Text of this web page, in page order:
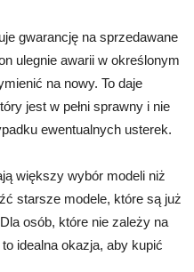
gwarancję na sprzedawane
ulegnie awarii w określonym
na nowy. To daje
jest w pełni sprawny i nie
ewentualnych usterek.
większy wybór modeli niż
starsze modele, które są już
osób, które nie zależy na
idealna okazja, aby kupić